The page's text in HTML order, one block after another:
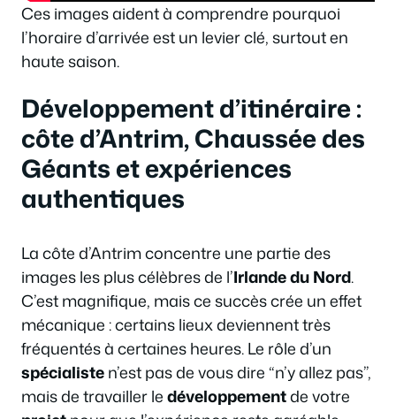
Ces images aident à comprendre pourquoi
l’horaire d’arrivée est un levier clé, surtout en
haute saison.
Développement d’itinéraire :
côte d’Antrim, Chaussée des
Géants et expériences
authentiques
La côte d’Antrim concentre une partie des
images les plus célèbres de l’Irlande du Nord.
C’est magnifique, mais ce succès crée un effet
mécanique : certains lieux deviennent très
fréquentés à certaines heures. Le rôle d’un
spécialisten’est pas de vous dire “n’y allez pas”,
mais de travailler ledéveloppementde votre